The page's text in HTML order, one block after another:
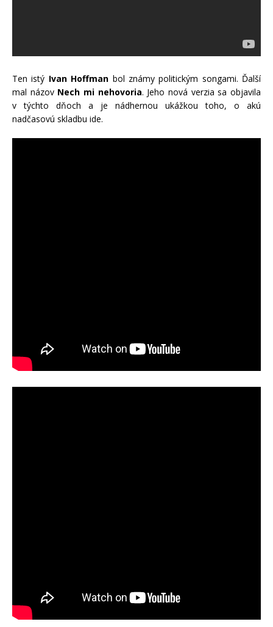
Ten istý Ivan Hoffman bol známy politickým songami. Ďalší
mal názov Nech mi nehovoria. Jeho nová verzia sa objavila
v týchto dňoch a je nádhernou ukážkou toho, o akú
nadčasovú skladbu ide.